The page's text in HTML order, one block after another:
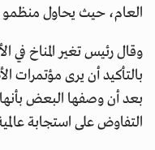
العام، حيث يحاول منظمو
وقال رئيس تغير المناخ في
بالتأكيد أن يرى مؤتمرات
بعد أن وصفها البعض
التفاوض على استجابة